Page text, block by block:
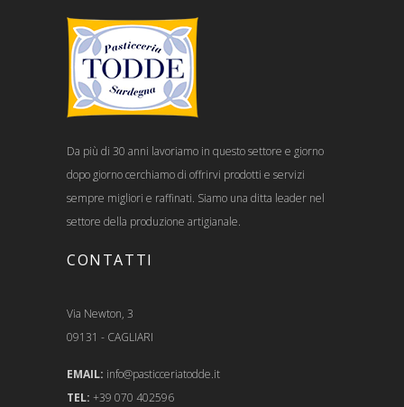
Da più di 30 anni lavoriamo in questo settore e giorno
dopo giorno cerchiamo di offrirvi prodotti e servizi
sempre migliori e raffinati. Siamo una ditta leader nel
settore della produzione artigianale.
CONTATTI
Via Newton, 3
09131 - CAGLIARI
EMAIL: info@pasticceriatodde.it
TEL: +39 070 402596